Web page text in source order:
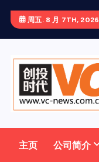
正
周五. 8 月 7TH, 2026
主页 公司简介